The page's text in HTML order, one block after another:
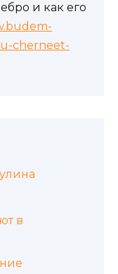
и как его
cherneet-
в